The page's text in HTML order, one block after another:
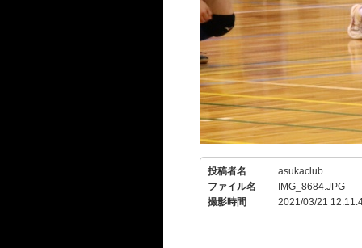
投稿者名
asukaclub
ファイル名
IMG_8684.JPG
撮影時間
2021/03/21